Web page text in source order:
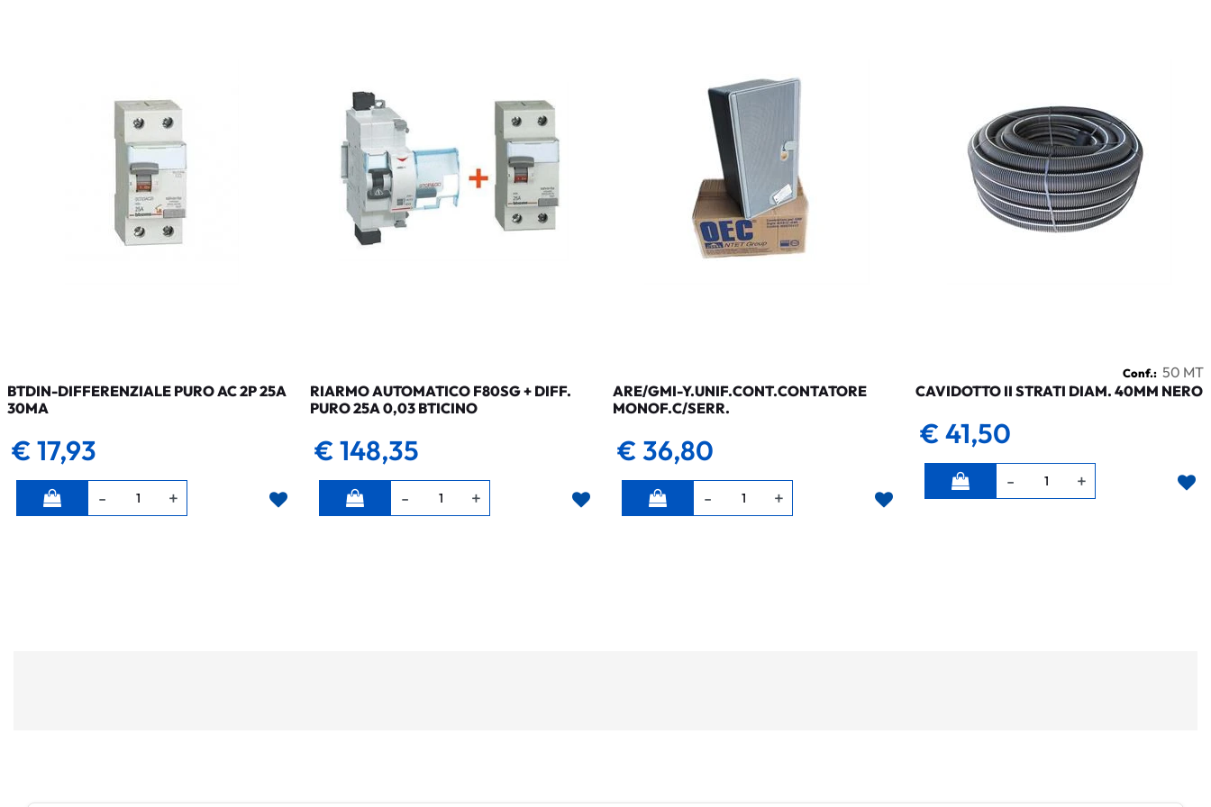
BTDIN-DIFFERENZIALE PURO AC 2P 25A
30MA
€ 17,93
Quantità
RIARMO AUTOMATICO F80SG + DIFF.
PURO 25A 0,03 BTICINO
€ 148,35
Quantità
ARE/GMI-Y.UNIF.CONT.CONTATORE
MONOF.C/SERR.
€ 36,80
Quantità
Conf.: 50 MT
CAVIDOTTO II STRATI DIAM. 40MM NERO
€ 41,50
Quantità